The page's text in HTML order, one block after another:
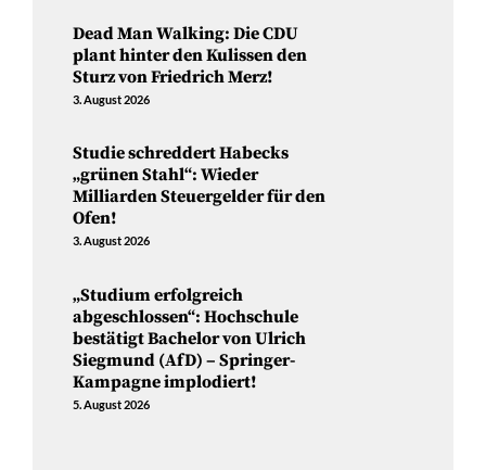
Dead Man Walking: Die CDU
plant hinter den Kulissen den
Sturz von Friedrich Merz!
3. August 2026
Studie schreddert Habecks
„grünen Stahl“: Wieder
Milliarden Steuergelder für den
Ofen!
3. August 2026
„Studium erfolgreich
abgeschlossen“: Hochschule
bestätigt Bachelor von Ulrich
Siegmund (AfD) – Springer-
Kampagne implodiert!
5. August 2026